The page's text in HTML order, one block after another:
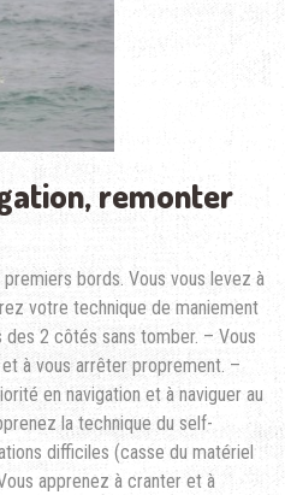
remonter
bords. Vous vous levez à
votre technique de maniement
2 côtés sans tomber. – Vous
à vous arrêter proprement. –
en navigation et à naviguer au
la technique du self-
difficiles (casse du matériel
apprenez à cranter et à